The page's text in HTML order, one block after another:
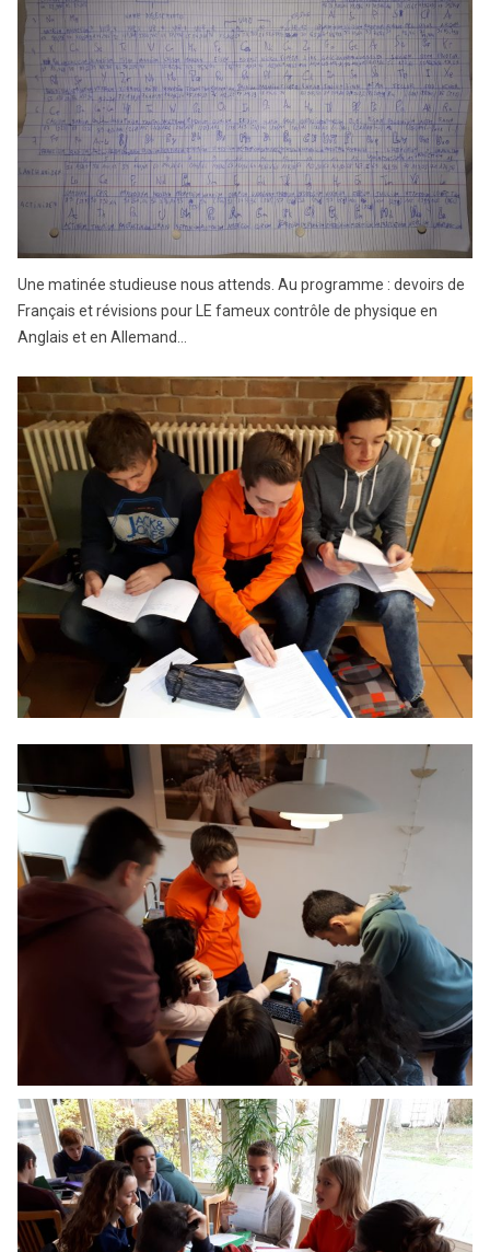
Une matinée studieuse nous attends. Au programme : devoirs de
Français et révisions pour LE fameux contrôle de physique en
Anglais et en Allemand…